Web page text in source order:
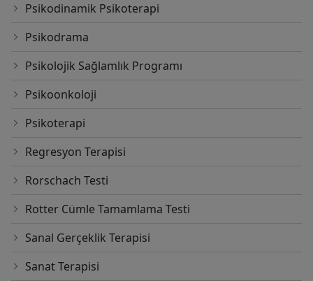
Psikodinamik Psikoterapi
Psikodrama
Psikolojik Sağlamlık Programı
Psikoonkoloji
Psikoterapi
Regresyon Terapisi
Rorschach Testi
Rotter Cümle Tamamlama Testi
Sanal Gerçeklik Terapisi
Sanat Terapisi